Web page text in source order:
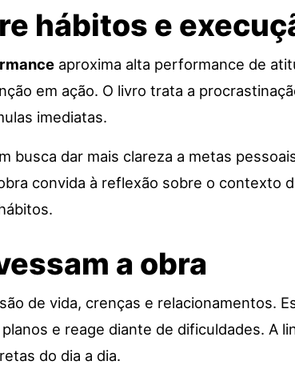
hábitos e
aproxima alta performance de
em ação. O livro trata a
imediatas.
busca dar mais clareza a metas
convida à reflexão sobre o contexto
a obra
de vida, crenças e relacionamentos.
e reage diante de dificuldades. A
do dia a dia.